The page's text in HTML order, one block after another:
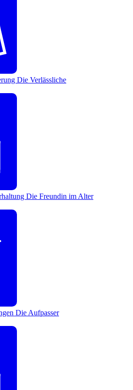
Die Verlässliche
Die Freundin im Alter
Die Aufpasser